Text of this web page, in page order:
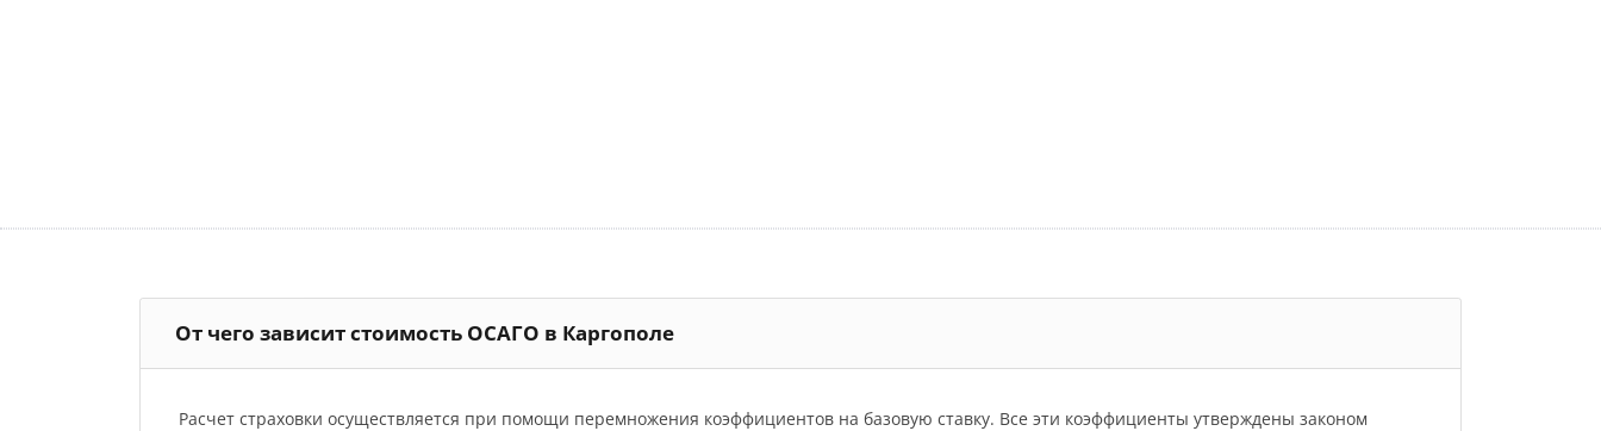
От чего зависит стоимость ОСАГО в Каргополе
Расчет страховки осуществляется при помощи перемножения коэффициентов на базовую ставку. Все эти коэффициенты утверждены законом